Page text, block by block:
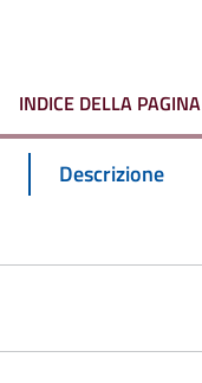
INDICE DELLA PAGINA
Descrizione